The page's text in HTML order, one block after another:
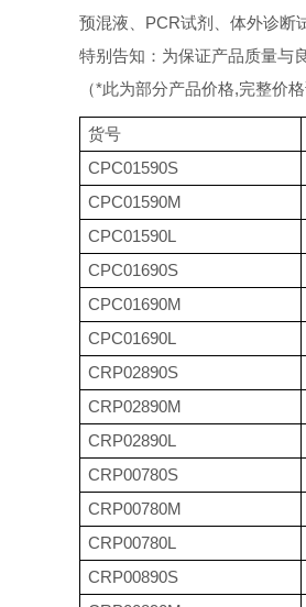
预混液、PCR试剂、体外诊断
特别告知：为保证产品质量与
（*此为部分产品价格,完整价
货号
CPC01590S
CPC01590M
CPC01590L
CPC01690S
CPC01690M
CPC01690L
CRP02890S
CRP02890M
CRP02890L
CRP00780S
CRP00780M
CRP00780L
CRP00890S